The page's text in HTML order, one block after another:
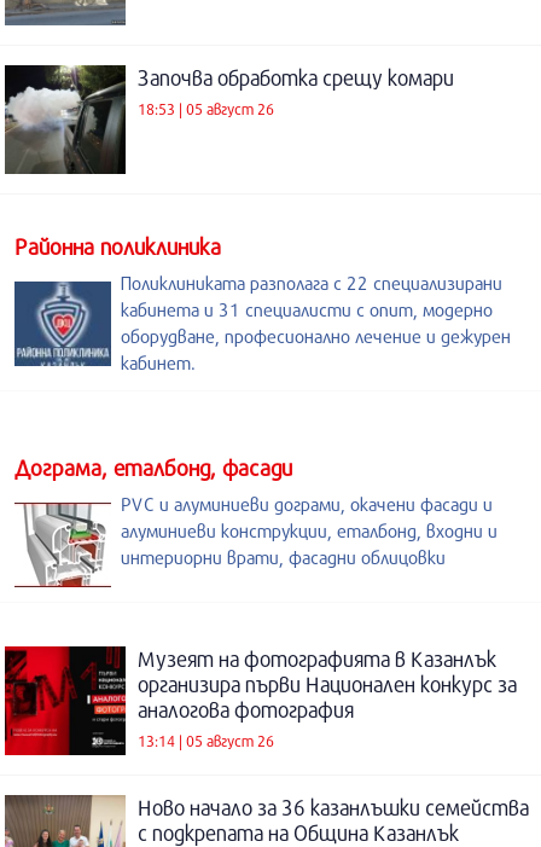
Започва обработка срещу комари
18:53 | 05 август 26
Районна поликлиника
Поликлиниката разполага с 22 специализирани
кабинета и 31 специалисти с опит, модерно
оборудване, професионално лечение и дежурен
кабинет.
Дограма, еталбонд, фасади
PVC и алуминиеви дограми, окачени фасади и
алуминиеви конструкции, еталбонд, входни и
интериорни врати, фасадни облицовки
Музеят на фотографията в Казанлък
организира първи Национален конкурс за
аналогова фотография
13:14 | 05 август 26
Ново начало за 36 казанлъшки семейства
с подкрепата на Община Казанлък